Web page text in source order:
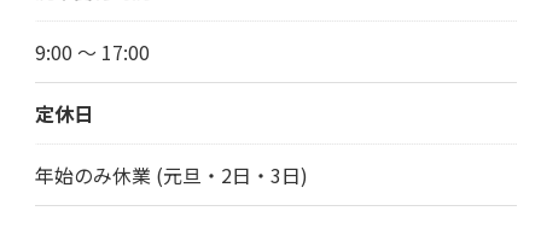
9:00 ～ 17:00
定休日
年始のみ休業 (元旦・2日・3日)